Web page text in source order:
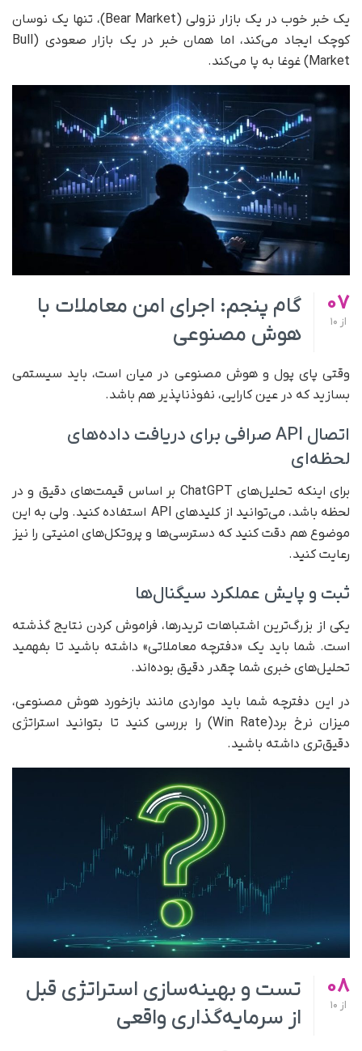
یک خبر خوب در یک بازار نزولی (Bear Market)، تنها یک نوسان
کوچک ایجاد می‌کند، اما همان خبر در یک بازار صعودی (Bull
Market) غوغا به پا می‌کند.
07
از
گام پنجم: اجرای امن معاملات با
هوش مصنوعی
وقتی پای پول و هوش مصنوعی در میان است، باید سیستمی
بسازید که در عین کارایی، نفوذناپذیر هم باشد.
اتصال API صرافی برای دریافت داده‌های
لحظه‌ای
برای اینکه تحلیل‌های ChatGPT بر اساس قیمت‌های دقیق و در
لحظه باشد، می‌توانید از کلیدهای API استفاده کنید. ولی به این
موضوع هم دقت کنید که دسترسی‌ها و پروتکل‌های امنیتی را نیز
رعایت کنید.
ثبت و پایش عملکرد سیگنال‌ها
یکی از بزرگ‌ترین اشتباهات تریدرها، فراموش کردن نتایج گذشته
است. شما باید یک «دفترچه معاملاتی» داشته باشید تا بفهمید
تحلیل‌های خبری شما چقدر دقیق بوده‌اند.
در این دفترچه شما باید مواردی مانند بازخورد هوش مصنوعی،
میزان نرخ برد(Win Rate) را بررسی کنید تا بتوانید استراتژی
دقیق‌تری داشته باشید.
08
از
تست و بهینه‌سازی استراتژی قبل
از سرمایه‌گذاری واقعی